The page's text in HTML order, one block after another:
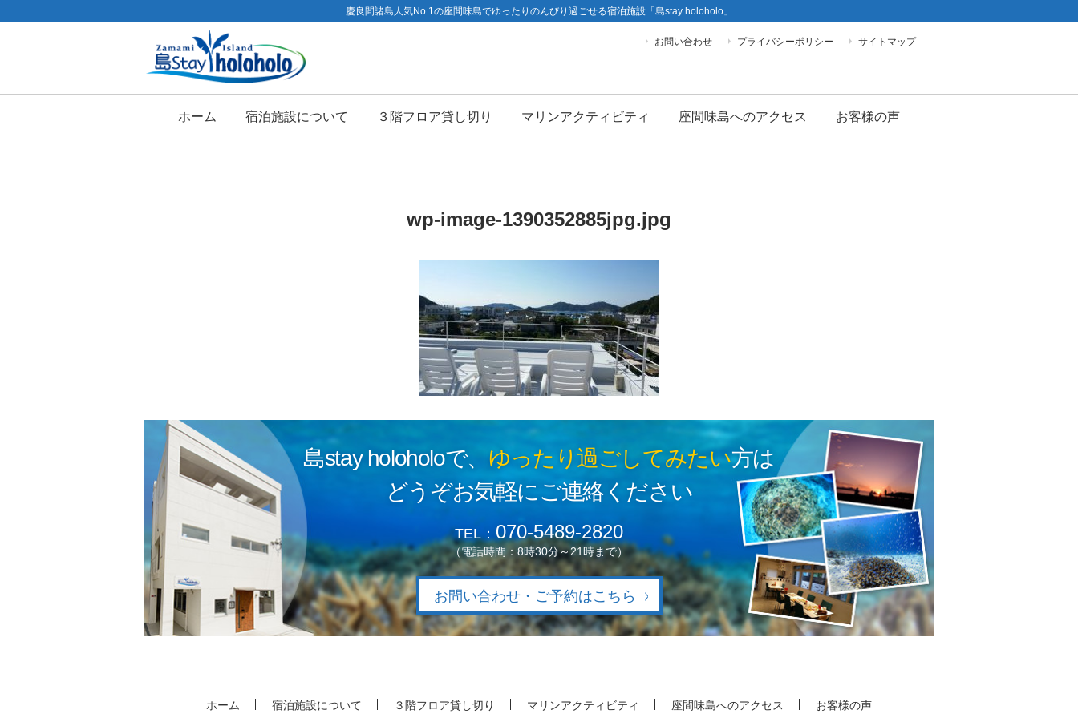
慶良間諸島人気No.1の座間味島でゆったりのんびり過ごせる宿泊施設「島stay holoholo」
ホーム 宿泊施設について ３階フロア貸し切り マリンアクティビティ 座間味島へのアクセス お客様の声
お問い合わせ プライバシーポリシー サイトマップ
wp-image-1390352885jpg.jpg
島stay holoholoで、ゆったり過ごしてみたい方は
どうぞお気軽にご連絡ください
TEL： 070-5489-2820
（電話時間：8時30分～21時まで）
お問い合わせ・ご予約はこちら
ホーム 宿泊施設について ３階フロア貸し切り マリンアクティビティ 座間味島へのアクセス お客様の声